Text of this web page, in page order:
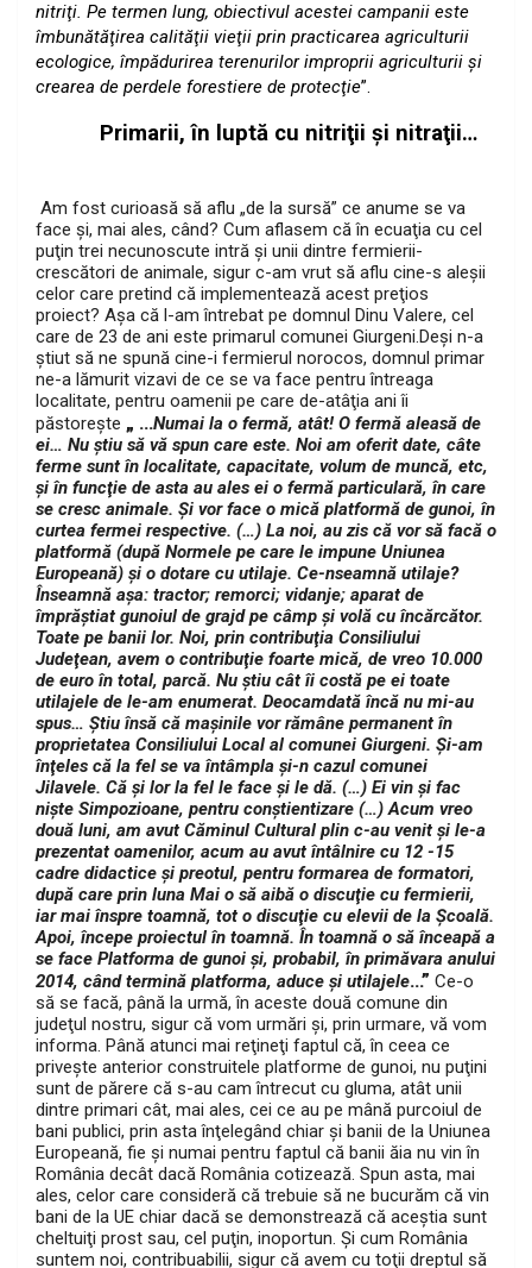
nitriţi. Pe termen lung, obiectivul acestei campanii este
îmbunătăţirea calităţii vieţii prin practicarea agriculturii
ecologice, împădurirea terenurilor improprii agriculturii şi
crearea de perdele forestiere de protecţie”.
Primarii, în luptă cu nitriţii şi nitraţii…
Am fost curioasă să aflu „de la sursă” ce anume se va
face şi, mai ales, când? Cum aflasem că în ecuaţia cu cel
puţin trei necunoscute intră şi unii dintre fermierii-
crescători de animale, sigur c-am vrut să aflu cine-s aleşii
celor care pretind că implementează acest preţios
proiect? Aşa că l-am întrebat pe domnul Dinu Valere, cel
care de 23 de ani este primarul comunei Giurgeni.Deşi n-a
ştiut să ne spună cine-i fermierul norocos, domnul primar
ne-a lămurit vizavi de ce se va face pentru întreaga
localitate, pentru oamenii pe care de-atâţia ani îi
păstoreşte „ …Numai la o fermă, atât! O fermă aleasă de
ei… Nu ştiu să vă spun care este. Noi am oferit date, câte
ferme sunt în localitate, capacitate, volum de muncă, etc,
şi în funcţie de asta au ales ei o fermă particulară, în care
se cresc animale. Şi vor face o mică platformă de gunoi, în
curtea fermei respective. (…) La noi, au zis că vor să facă o
platformă (după Normele pe care le impune Uniunea
Europeană) şi o dotare cu utilaje. Ce-nseamnă utilaje?
Înseamnă aşa: tractor; remorci; vidanje; aparat de
împrăştiat gunoiul de grajd pe câmp şi volă cu încărcător.
Toate pe banii lor. Noi, prin contribuţia Consiliului
Judeţean, avem o contribuţie foarte mică, de vreo 10.000
de euro în total, parcă. Nu ştiu cât îi costă pe ei toate
utilajele de le-am enumerat. Deocamdată încă nu mi-au
spus… Ştiu însă că maşinile vor rămâne permanent în
proprietatea Consiliului Local al comunei Giurgeni. Şi-am
înţeles că la fel se va întâmpla şi-n cazul comunei
Jilavele. Că şi lor la fel le face şi le dă. (…) Ei vin şi fac
nişte Simpozioane, pentru conştientizare (…) Acum vreo
două luni, am avut Căminul Cultural plin c-au venit şi le-a
prezentat oamenilor, acum au avut întâlnire cu 12 -15
cadre didactice şi preotul, pentru formarea de formatori,
după care prin luna Mai o să aibă o discuţie cu fermierii,
iar mai înspre toamnă, tot o discuţie cu elevii de la Şcoală.
Apoi, începe proiectul în toamnă. În toamnă o să înceapă a
se face Platforma de gunoi şi, probabil, în primăvara anului
2014, când termină platforma, aduce şi utilajele…” Ce-o
să se facă, până la urmă, în aceste două comune din
judeţul nostru, sigur că vom urmări şi, prin urmare, vă vom
informa. Până atunci mai reţineţi faptul că, în ceea ce
priveşte anterior construitele platforme de gunoi, nu puţini
sunt de părere că s-au cam întrecut cu gluma, atât unii
dintre primari cât, mai ales, cei ce au pe mână purcoiul de
bani publici, prin asta înţelegând chiar şi banii de la Uniunea
Europeană, fie şi numai pentru faptul că banii ăia nu vin în
România decât dacă România cotizează. Spun asta, mai
ales, celor care consideră că trebuie să ne bucurăm că vin
bani de la UE chiar dacă se demonstrează că aceştia sunt
cheltuiţi prost sau, cel puţin, inoportun. Şi cum România
suntem noi, contribuabilii, sigur că avem cu toţii dreptul să